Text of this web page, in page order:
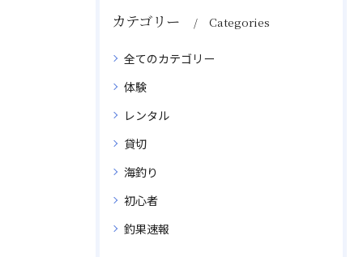
カテゴリー Categories
全てのカテゴリー
体験
レンタル
貸切
海釣り
初心者
釣果速報